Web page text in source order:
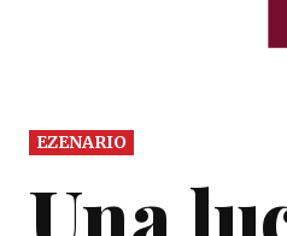
EZENARIO
Una